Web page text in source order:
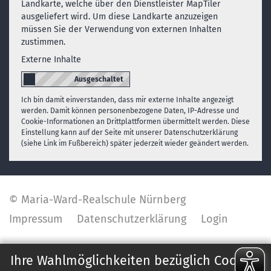
Ihre Wahlmöglichkeiten bezüglich Cookies✕
Landkarte, welche über den Dienstleister MapTiler
ausgeliefert wird. Um diese Landkarte anzuzeigen
müssen Sie der Verwendung von externen Inhalten
zustimmen.
Externe Inhalte
Ich bin damit einverstanden, dass mir externe Inhalte angezeigt
werden. Damit können personenbezogene Daten, IP-Adresse und
Cookie-Informationen an Drittplattformen übermittelt werden. Diese
Einstellung kann auf der Seite mit unserer Datenschutzerklärung
(siehe Link im Fußbereich) später jederzeit wieder geändert werden.
© Maria-Ward-Realschule Nürnberg
Impressum
Datenschutzerklärung Login